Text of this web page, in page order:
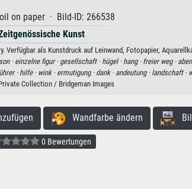
on paper · Bild-ID: 266538
Kunst
Verfügbar als Kunstdruck auf Leinwand, Fotopapier,
·einzelne figur · gesellschaft · hügel · hang · freier weg ·
·hilfe · wink · ermutigung · dank · andeutung · landschaft ·
Collection / Bridgeman Images
Wandfarbe ändern Bild
0 Bewertungen